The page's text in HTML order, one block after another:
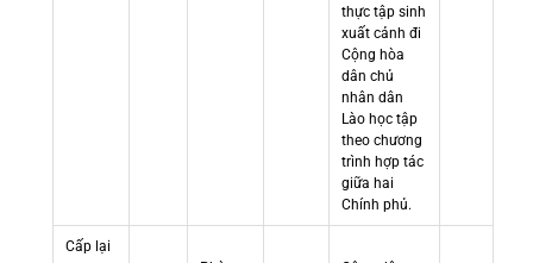
thực tập sinh
xuất cảnh đi
Cộng hòa
dân chủ
nhân dân
Lào học tập
theo chương
trình hợp tác
giữa hai
Chính phủ.
Cấp lại